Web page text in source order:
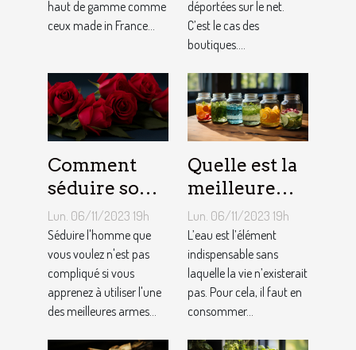
haut de gamme comme
ceux made in France...
déportées sur le net.
C’est le cas des
boutiques....
Comment
séduire son
homme ?
Lun. 06/11/2023 19h
Séduire l'homme que
vous voulez n'est pas
compliqué si vous
apprenez à utiliser l'une
des meilleures armes...
Quelle est la
meilleure
quantité
d’eau qu’il
faut au
quotidien ?
Lun. 06/11/2023 19h
L’eau est l’élément
indispensable sans
laquelle la vie n’existerait
pas. Pour cela, il faut en
consommer...